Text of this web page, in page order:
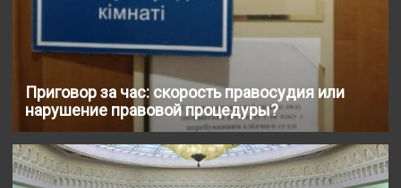
Приговор за час: скорость правосудия или
нарушение правовой процедуры?